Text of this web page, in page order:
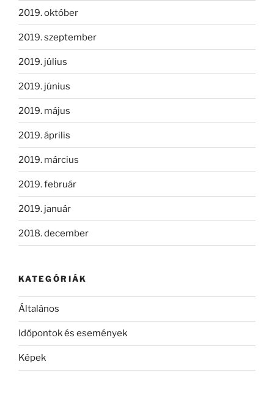
2019. október
2019. szeptember
2019. július
2019. június
2019. május
2019. április
2019. március
2019. február
2019. január
2018. december
KATEGÓRIÁK
Általános
Időpontok és események
Képek